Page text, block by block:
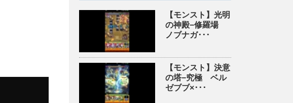
【モンスト】光明
の神殿−修羅場
ノブナガ･･･
【モンスト】決意
の塔−究極 ベル
ゼブブ×･･･